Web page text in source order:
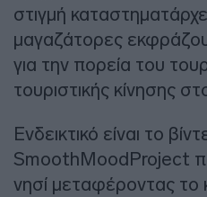
στιγμή
μαγαζάτορες
για την πορεία του
τουριστικής κίνησης
Ενδεικτικό είναι το
SmoothMoodProject
νησί μεταφέροντας